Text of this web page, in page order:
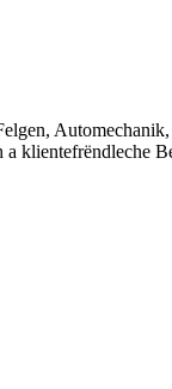
klientefrëndleche